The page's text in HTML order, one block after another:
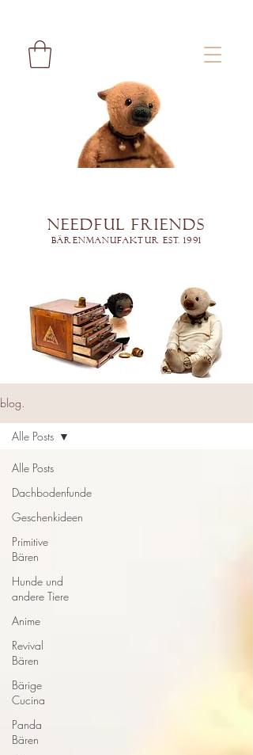
Needful Friends
Bärenmanufaktur est. 1991
blog.
Alle Posts
Dachbodenfunde
Geschenkideen
Primitive
Bären
Hunde und
andere Tiere
Anime
Revival
Bären
Bärige
Cucina
Panda
Bären
Alle Posts